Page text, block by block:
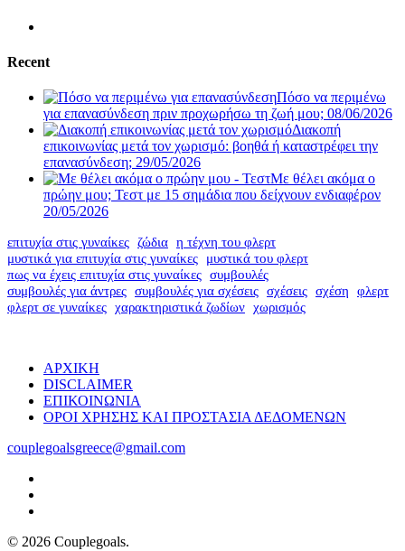
Recent
Πόσο να περιμένω
για επανασύνδεση πριν προχωρήσω τη ζωή μου; 08/06/2026
Διακοπή
επικοινωνίας μετά τον χωρισμό: βοηθά ή καταστρέφει την
επανασύνδεση; 29/05/2026
Με θέλει ακόμα ο
πρώην μου; Τεστ με 15 σημάδια που δείχνουν ενδιαφέρον
20/05/2026
επιτυχία στις γυναίκες ζώδια η τέχνη του φλερτ
μυστικά για επιτυχία στις γυναίκες
μυστικά του φλερτ
πως να έχεις επιτυχία στις γυναίκες συμβουλές
συμβουλές για άντρες συμβουλές για σχέσεις σχέσεις σχέση
φλερτ
φλερτ σε γυναίκες χαρακτηριστικά ζωδίων χωρισμός
ΑΡΧΙΚΗ
DISCLAIMER
ΕΠΙΚΟΙΝΩΝΙΑ
ΟΡΟΙ ΧΡΗΣΗΣ ΚΑΙ ΠΡΟΣΤΑΣΙΑ ΔΕΔΟΜΕΝΩΝ
couplegoalsgreece@gmail.com
© 2026 Couplegoals.